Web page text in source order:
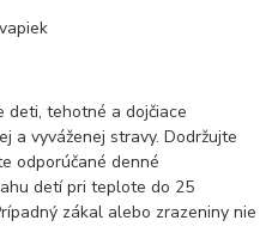
deti, tehotné a dojčiace
a vyváženej stravy. Dodržujte
odporúčané denné
detí pri teplote do 25
zákal alebo zrazeniny nie